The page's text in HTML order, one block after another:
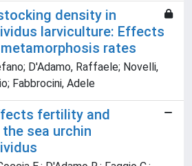
density in
larviculture: Effects
rates
D'Adamo, Raffaele; Novelli,
Fabbrocini, Adele
fertility and
sea urchin